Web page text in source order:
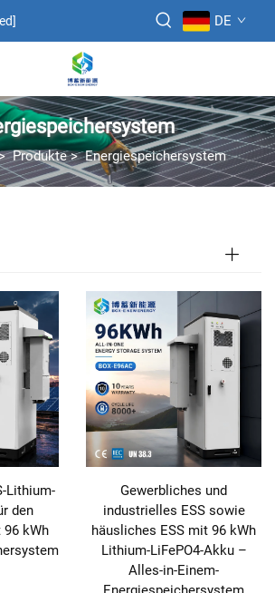
DE
Produkte>Energiespeichersystem
Lithium-
den
kWh
Gewerbliches und
industrielles ESS sowie
häusliches ESS mit 96 kWh
Lithium-LiFePO4-Akku –
Alles-in-Einem-